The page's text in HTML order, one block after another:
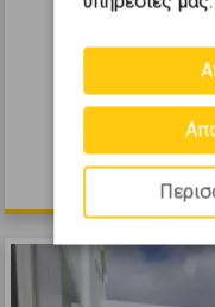
πώληση
ΠΑΡΟΣ - Μαράθι
480.000 €